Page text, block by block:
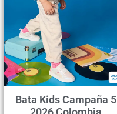
Bata Kids Campaña 5